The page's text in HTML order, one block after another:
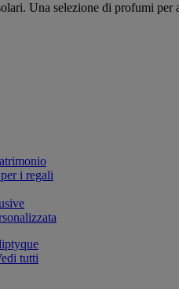
Una selezione di profumi per
i regali
tutti